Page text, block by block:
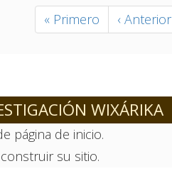
Primera
página
« Primero
Página
anterior
‹ Anterior
WIXÁRIKA
página de inicio.
su sitio.